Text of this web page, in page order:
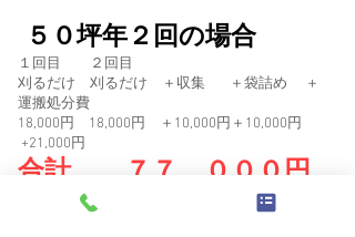
１回目 ２回目
刈るだけ 刈るだけ ＋収集 ＋袋詰め ＋
運搬処分費
18,000円 18,000円 ＋10,000円＋10,000円
+21,000円
合計 ７７，０００円
５０坪年２回の場合
(別途消費税）